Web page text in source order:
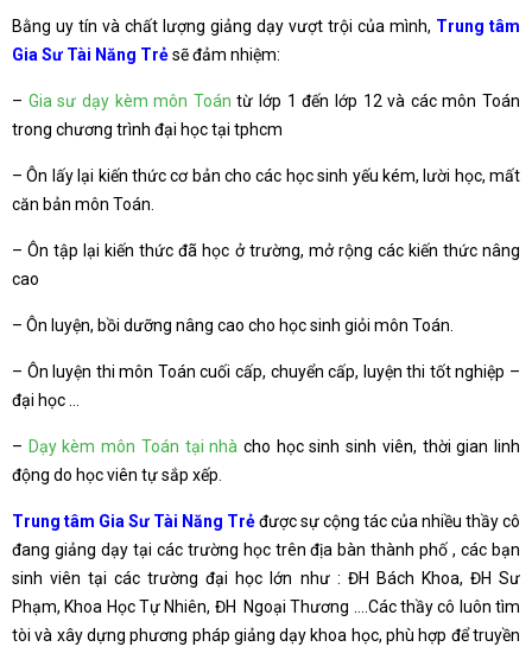
Bằng uy tín và chất lượng giảng dạy vượt trội của mình, Trung tâm
Gia Sư Tài Năng Trẻsẽ đảm nhiệm:
– Gia sư dạy kèm môn Toán từ lớp 1 đến lớp 12 và các môn Toán
trong chương trình đại học tại tphcm
– Ôn lấy lại kiến thức cơ bản cho các học sinh yếu kém, lười học, mất
căn bản môn Toán.
– Ôn tập lại kiến thức đã học ở trường, mở rộng các kiến thức nâng
cao
– Ôn luyện, bồi dưỡng nâng cao cho học sinh giỏi môn Toán.
– Ôn luyện thi môn Toán cuối cấp, chuyển cấp, luyện thi tốt nghiệp –
đại học …
– Dạy kèm môn Toán tại nhà cho học sinh sinh viên, thời gian linh
động do học viên tự sắp xếp.
Trung tâm Gia Sư Tài Năng Trẻđược sự cộng tác của nhiều thầy cô
đang giảng dạy tại các trường học trên địa bàn thành phố , các bạn
sinh viên tại các trường đại học lớn như : ĐH Bách Khoa, ĐH Sư
Phạm, Khoa Học Tự Nhiên, ĐH Ngoại Thương ….Các thầy cô luôn tìm
tòi và xây dựng phương pháp giảng dạy khoa học, phù hợp để truyền